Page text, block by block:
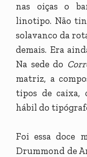
nas oiças o
linotipo. Não
solavanco da
demais. Era
Na sede do
matriz, a
tipos de caixa,
hábil do
Foi essa doce
Drummond de